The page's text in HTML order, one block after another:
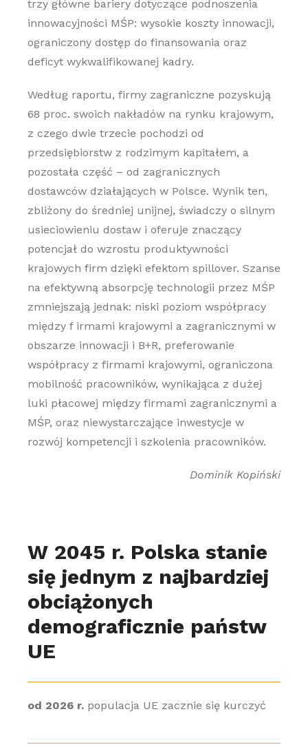
trzy główne bariery dotyczące podnoszenia
innowacyjności MŚP: wysokie koszty innowacji,
ograniczony dostęp do finansowania oraz
deficyt wykwalifikowanej kadry.
Według raportu, firmy zagraniczne pozyskują
68 proc. swoich nakładów na rynku krajowym,
z czego dwie trzecie pochodzi od
przedsiębiorstw z rodzimym kapitałem, a
pozostała część – od zagranicznych
dostawców działających w Polsce. Wynik ten,
zbliżony do średniej unijnej, świadczy o silnym
usieciowieniu dostaw i oferuje znaczący
potencjał do wzrostu produktywności
krajowych firm dzięki efektom spillover. Szanse
na efektywną absorpcję technologii przez MŚP
zmniejszają jednak: niski poziom współpracy
między f irmami krajowymi a zagranicznymi w
obszarze innowacji i B+R, preferowanie
współpracy z firmami krajowymi, ograniczona
mobilność pracowników, wynikająca z dużej
luki płacowej między firmami zagranicznymi a
MŚP, oraz niewystarczające inwestycje w
rozwój kompetencji i szkolenia pracowników.
Dominik Kopiński
W 2045 r. Polska stanie
się jednym z najbardziej
obciążonych
demograficznie państw
UE
od 2026 r.populacja UE zacznie się kurczyć